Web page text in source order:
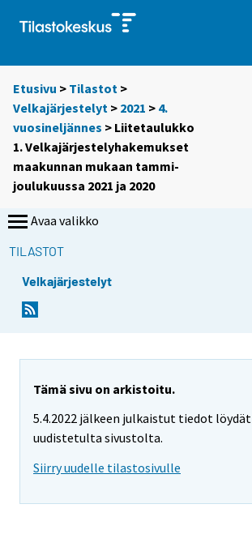
Etusivu > Tilastot >
Velkajärjestelyt > 2021 > 4.
vuosineljännes > Liitetaulukko
1. Velkajärjestelyhakemukset
maakunnan mukaan tammi-
joulukuussa 2021 ja 2020
Avaa valikko
TILASTOT
Velkajärjestelyt
Tämä sivu on arkistoitu.
5.4.2022 jälkeen julkaistut tiedot löydät
uudistetulta sivustolta.
Siirry uudelle tilastosivulle